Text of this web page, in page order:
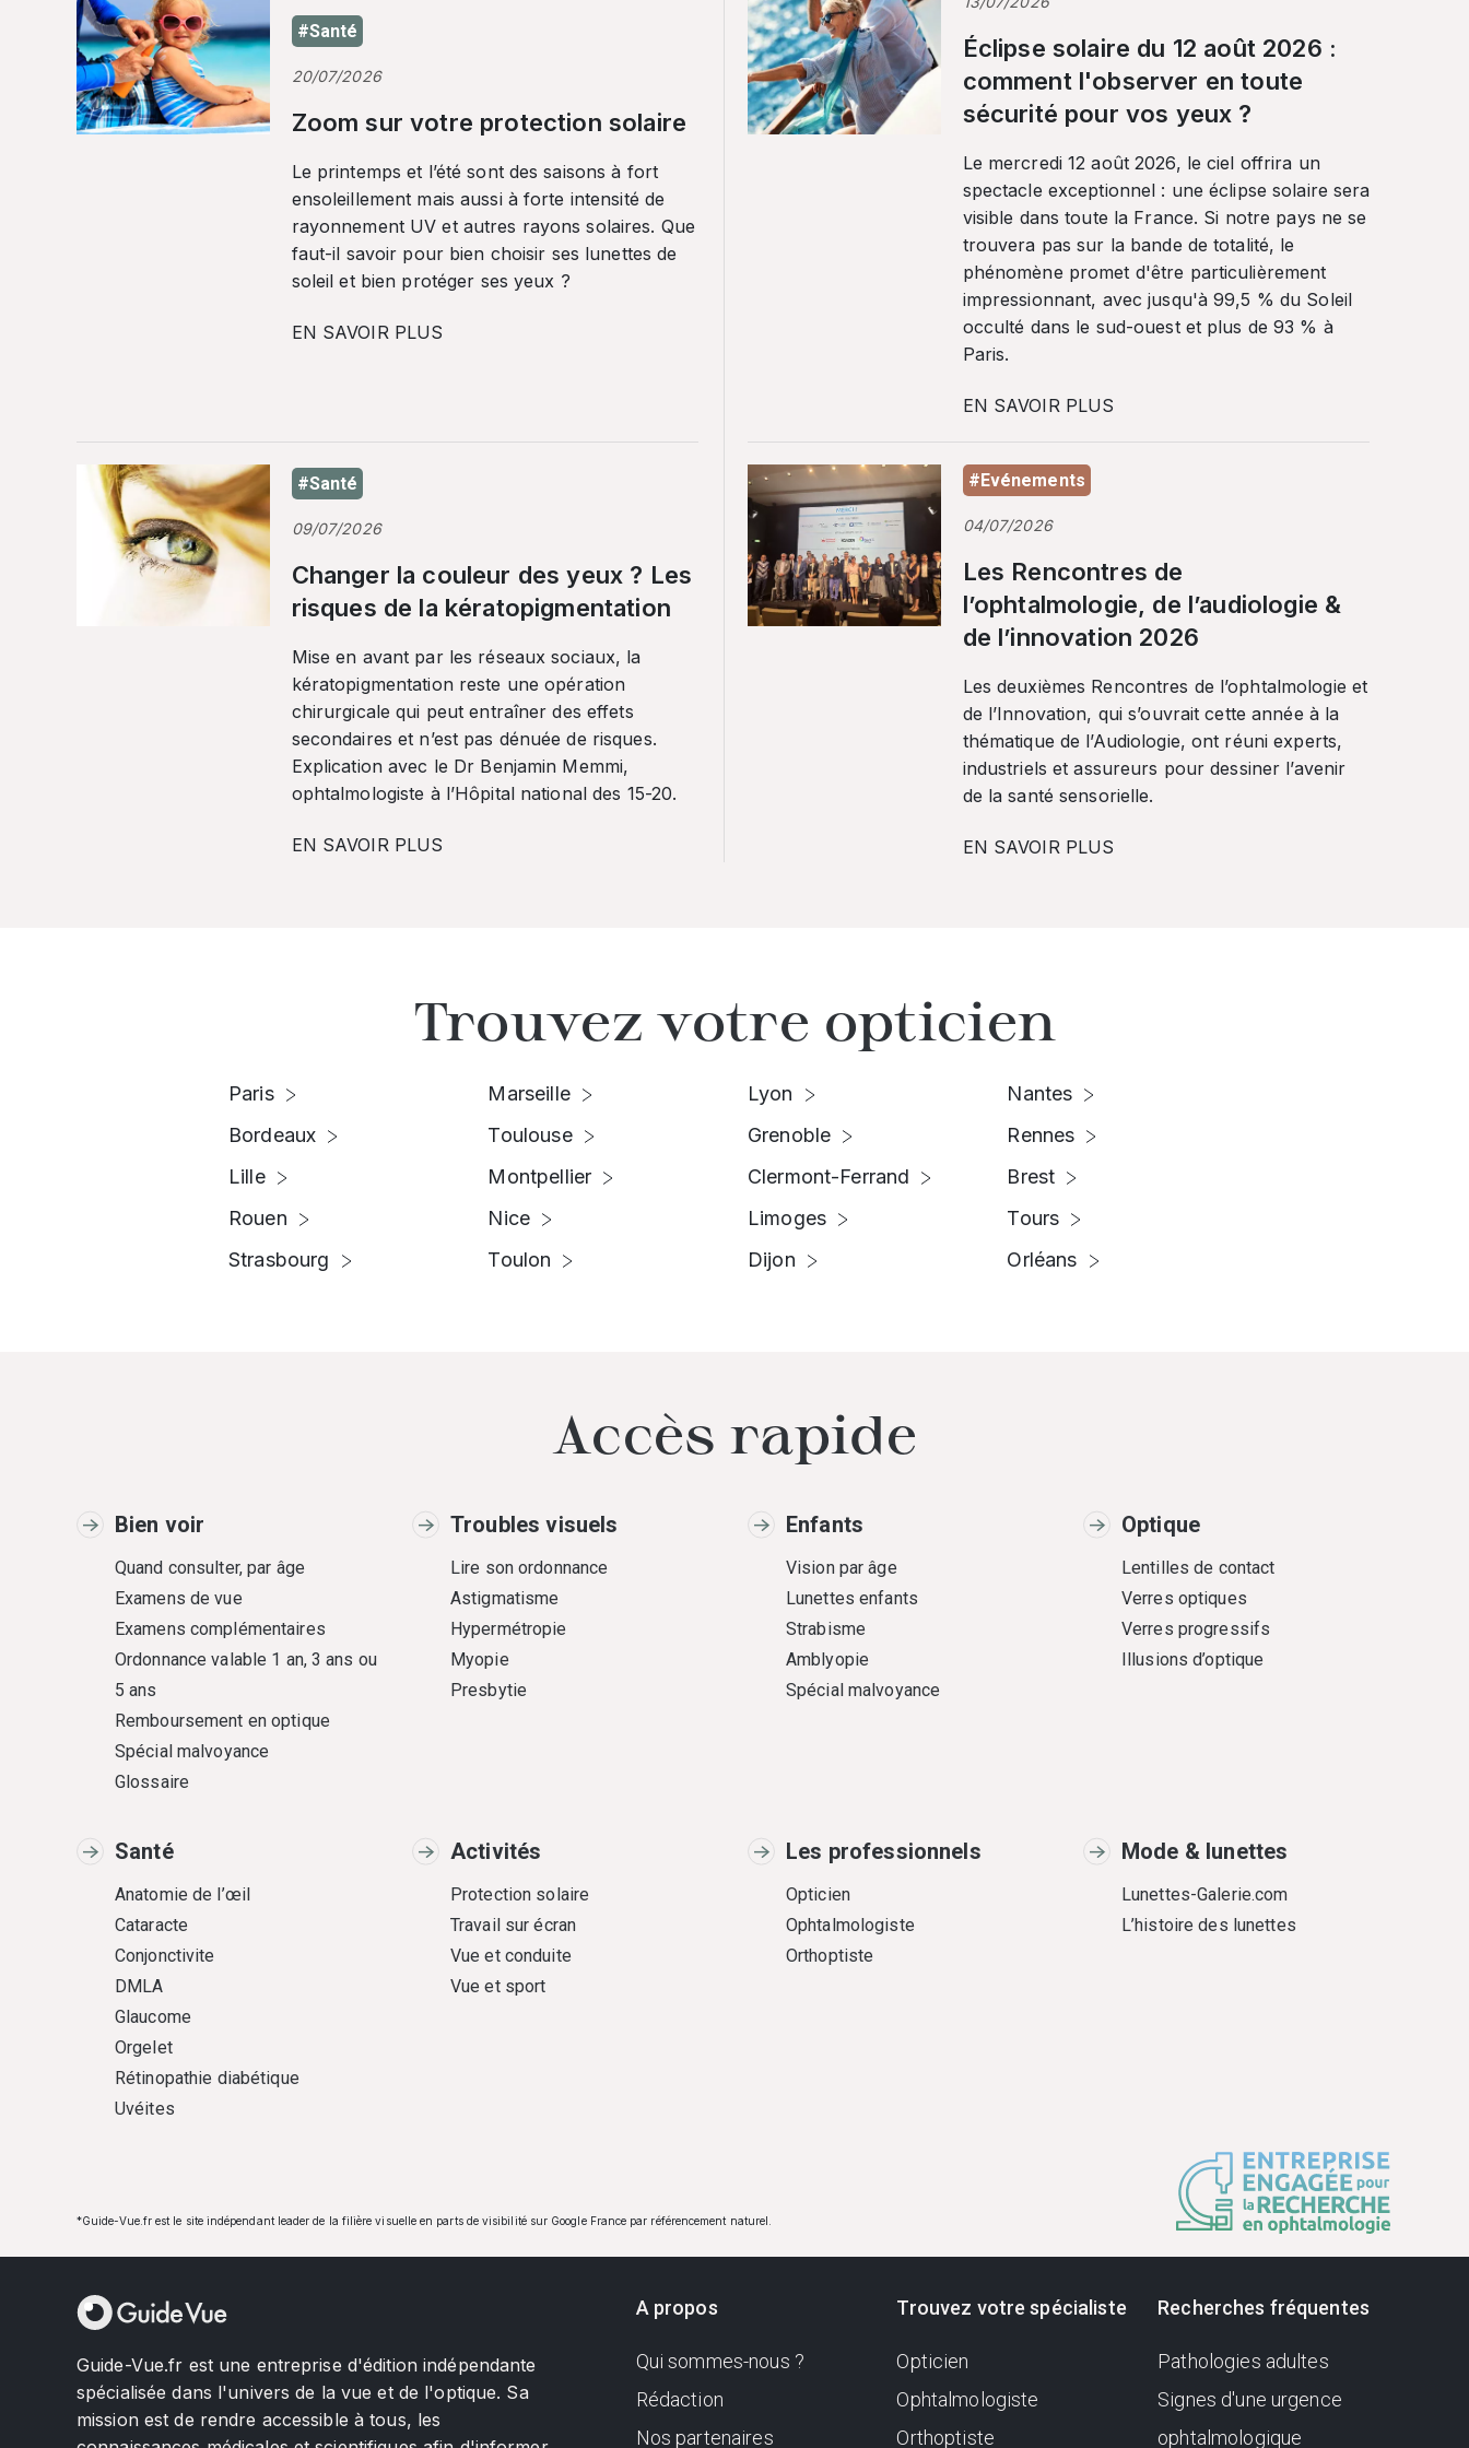
#Santé
20/07/2026
Zoom sur votre protection solaire
Le printemps et l’été sont des saisons à fort
ensoleillement mais aussi à forte intensité de
rayonnement UV et autres rayons solaires. Que
faut-il savoir pour bien choisir ses lunettes de
soleil et bien protéger ses yeux ?
EN SAVOIR PLUS
Éclipse solaire du 12 août 2026 :
comment l'observer en toute
sécurité pour vos yeux ?
Le mercredi 12 août 2026, le ciel offrira un
spectacle exceptionnel : une éclipse solaire sera
visible dans toute la France. Si notre pays ne se
trouvera pas sur la bande de totalité, le
phénomène promet d'être particulièrement
impressionnant, avec jusqu'à 99,5 % du Soleil
occulté dans le sud-ouest et plus de 93 % à
Paris.
EN SAVOIR PLUS
#Santé
09/07/2026
Changer la couleur des yeux ? Les
risques de la kératopigmentation
Mise en avant par les réseaux sociaux, la
kératopigmentation reste une opération
chirurgicale qui peut entraîner des effets
secondaires et n’est pas dénuée de risques.
Explication avec le Dr Benjamin Memmi,
ophtalmologiste à l’Hôpital national des 15-20.
EN SAVOIR PLUS
#Evénements
04/07/2026
Les Rencontres de
l’ophtalmologie, de l’audiologie &
de l’innovation 2026
Les deuxièmes Rencontres de l’ophtalmologie et
de l’Innovation, qui s’ouvrait cette année à la
thématique de l’Audiologie, ont réuni experts,
industriels et assureurs pour dessiner l’avenir
de la santé sensorielle.
EN SAVOIR PLUS
Trouvez votre opticien
Paris
Bordeaux
Lille
Rouen
Strasbourg
Marseille
Toulouse
Montpellier
Nice
Toulon
Lyon
Grenoble
Clermont-Ferrand
Limoges
Dijon
Nantes
Rennes
Brest
Tours
Orléans
Accès rapide
Bien voir
Quand consulter, par âge
Examens de vue
Examens complémentaires
Ordonnance valable 1 an, 3 ans ou
5 ans
Remboursement en optique
Spécial malvoyance
Glossaire
Troubles visuels
Lire son ordonnance
Astigmatisme
Hypermétropie
Myopie
Presbytie
Enfants
Vision par âge
Lunettes enfants
Strabisme
Amblyopie
Spécial malvoyance
Optique
Lentilles de contact
Verres optiques
Verres progressifs
Illusions d’optique
Santé
Anatomie de l’œil
Cataracte
Conjonctivite
DMLA
Glaucome
Orgelet
Rétinopathie diabétique
Uvéites
Activités
Protection solaire
Travail sur écran
Vue et conduite
Vue et sport
Les professionnels
Opticien
Ophtalmologiste
Orthoptiste
Mode & lunettes
Lunettes-Galerie.com
L’histoire des lunettes
*Guide-Vue.fr est le site indépendant leader de la filière visuelle en parts de visibilité sur Google France par référencement naturel.
Guide-Vue.fr est une entreprise d'édition indépendante
spécialisée dans l'univers de la vue et de l'optique. Sa
mission est de rendre accessible à tous, les
A propos
Qui sommes-nous ?
Rédaction
Nos partenaires
Trouvez votre spécialiste
Opticien
Ophtalmologiste
Orthoptiste
Recherches fréquentes
Pathologies adultes
Signes d'une urgence
ophtalmologique